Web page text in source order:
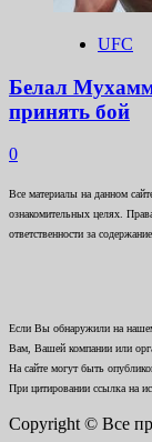
UFC
Белал
принять бой
0
Все материалы на данном
ознакомительных целях.
ответственности за
Если Вы обнаружили на
Вам, Вашей компании или
На сайте могут быть
При цитировании ссылка на
Copyright © Все